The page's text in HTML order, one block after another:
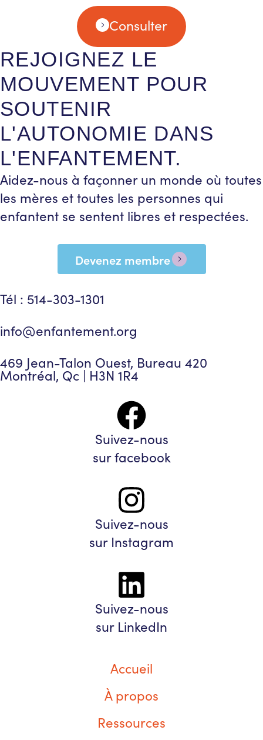
Consulter
REJOIGNEZ LE
MOUVEMENT POUR
SOUTENIR
L'AUTONOMIE DANS
L'ENFANTEMENT.
Aidez-nous à façonner un monde où toutes
les mères et toutes les personnes qui
enfantent se sentent libres et respectées.
Devenez membre
Tél : 514-303-1301
info@enfantement.org
469 Jean-Talon Ouest, Bureau 420
Montréal, Qc | H3N 1R4
Suivez-nous
sur facebook
Suivez-nous
sur Instagram
Suivez-nous
sur LinkedIn
Accueil
À propos
Ressources